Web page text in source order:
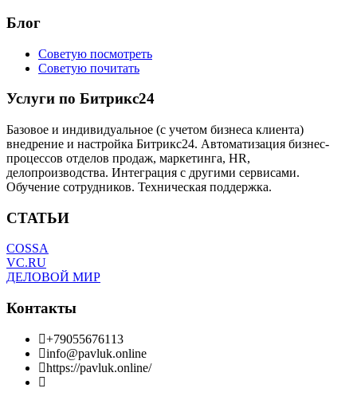
Блог
Советую посмотреть
Советую почитать
Услуги по Битрикс24
Базовое и индивидуальное (с учетом бизнеса клиента)
внедрение и настройка Битрикс24. Автоматизация бизнес-
процессов отделов продаж, маркетинга, HR,
делопроизводства. Интеграция с другими сервисами.
Обучение сотрудников. Техническая поддержка.
СТАТЬИ
COSSA
VC.RU
ДЕЛОВОЙ МИР
Контакты
+79055676113
info@pavluk.online
https://pavluk.online/